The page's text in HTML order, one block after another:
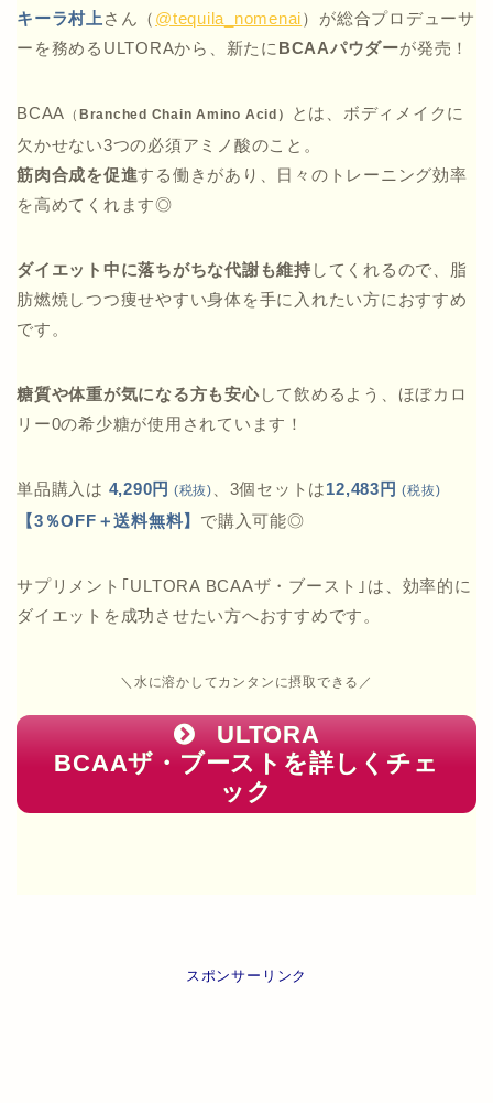
キーラ村上さん（ @tequila_nomenai）が総合プロデューサ
ーを務めるULTORAから、新たにBCAAパウダーが発売！
BCAA （ Branched Chain Amino Acid）
とは、ボディメイクに
欠かせない3つの必須アミノ酸のこと。
筋肉合成を促進する働きがあり、日々のトレーニング効率
を高めてくれます◎
ダイエット中に落ちがちな代謝も維持 してくれるので、脂
肪燃焼しつつ痩せやすい身体を手に入れたい方におすすめ
です。
糖質や体重が気になる方も安心して飲めるよう、ほぼカロ
リー0の希少糖が使用されています！
単品購入は 4,290円 (税抜) 、3個セットは12,483円(税抜)
【3％OFF＋送料無料】 で購入可能◎
サプリメント｢ULTORA BCAAザ・ブースト｣は、効率的に
ダイエットを成功させたい方へおすすめです。
＼水に溶かしてカンタンに摂取できる／
ULTORA
BCAAザ・ブーストを詳しくチェ
ック
スポンサーリンク